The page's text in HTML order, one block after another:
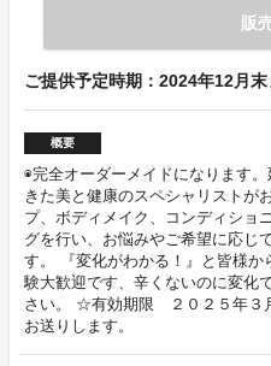
販
ご提供予定時期：2024年12月末
概要
◉完全オーダーメイドになります
きた美と健康のスペシャリストが
プ、ボディメイク、コンディショ
グを行い、お悩みやご希望に応じ
す。 『変化がわかる！』と皆様
験大歓迎です、辛くないのに変化
さい。 ☆有効期限 ２０２５年３
お送りします。